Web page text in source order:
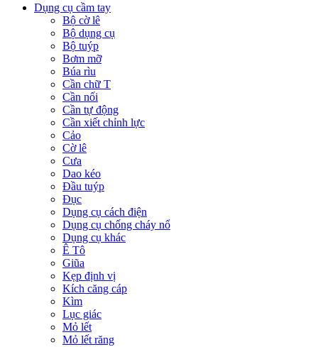
Dụng cụ cầm tay
Bộ cờ lê
Bộ dụng cụ
Bộ tuýp
Bơm mỡ
Búa rìu
Cần chữ T
Cần nối
Cần tự động
Cần xiết chỉnh lực
Cảo
Cờ lê
Cưa
Dao kéo
Đầu tuýp
Đục
Dụng cụ cách điện
Dụng cụ chống cháy nổ
Dụng cụ khác
Ê Tô
Giũa
Kẹp định vị
Kích căng cáp
Kìm
Lục giác
Mỏ lết
Mỏ lết răng